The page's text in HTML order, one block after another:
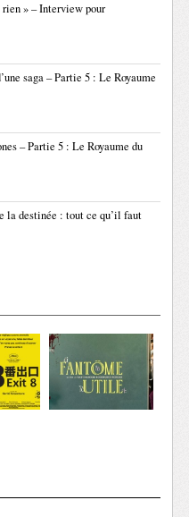
» – Interview pour
saga – Partie 5 : Le Royaume
– Partie 5 : Le Royaume du
la destinée : tout ce qu’il faut